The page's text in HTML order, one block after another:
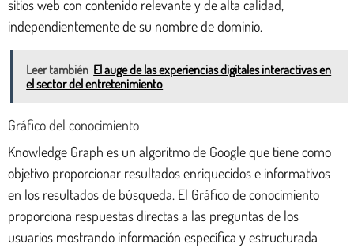
sitios web con contenido relevante y de alta calidad,
independientemente de su nombre de dominio.
Leer también El auge de las experiencias digitales interactivas en
el sector del entretenimiento
Gráfico del conocimiento
Knowledge Graph es un algoritmo de Google que tiene como
objetivo proporcionar resultados enriquecidos e informativos
en los resultados de búsqueda. El Gráfico de conocimiento
proporciona respuestas directas a las preguntas de los
usuarios mostrando información específica y estructurada